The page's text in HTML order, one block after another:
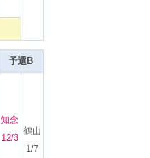
予選B
知念
12/3
鶴山
1/7